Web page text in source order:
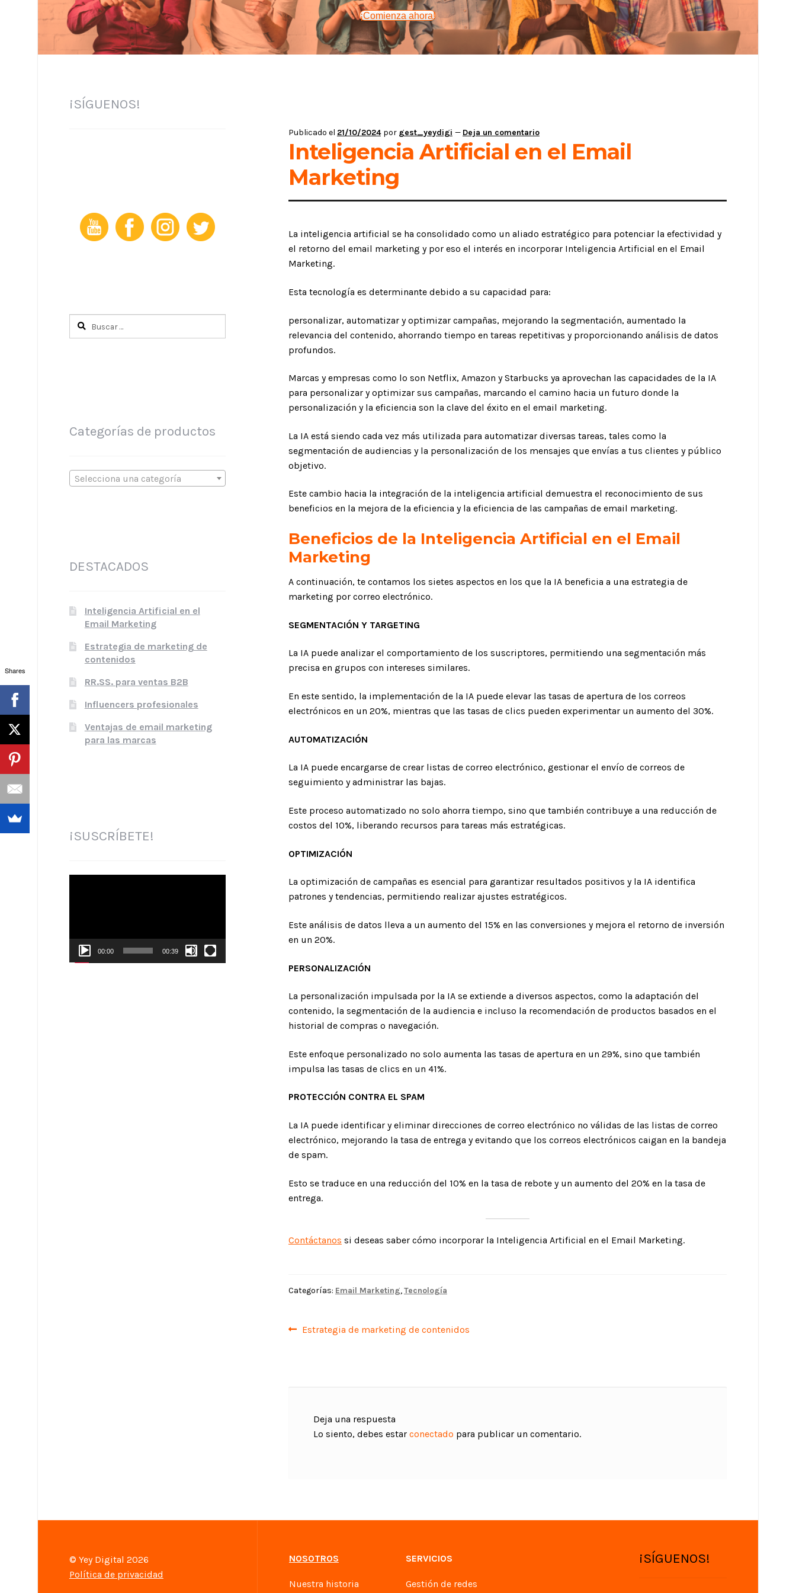
¡Comienza ahora!
Publicado el 21/10/2024 por gest_yeydigi — Deja un comentario
Inteligencia Artificial en el Email
Marketing
La inteligencia artificial se ha consolidado como un aliado estratégico para potenciar la efectividad y
el retorno del email marketing y por eso el interés en incorporar Inteligencia Artificial en el Email
Marketing.
Esta tecnología es determinante debido a su capacidad para:
personalizar, automatizar y optimizar campañas, mejorando la segmentación, aumentado la
relevancia del contenido, ahorrando tiempo en tareas repetitivas y proporcionando análisis de datos
profundos.
Marcas y empresas como lo son Netflix, Amazon y Starbucks ya aprovechan las capacidades de la IA
para personalizar y optimizar sus campañas, marcando el camino hacia un futuro donde la
personalización y la eficiencia son la clave del éxito en el email marketing.
La IA está siendo cada vez más utilizada para automatizar diversas tareas, tales como la
segmentación de audiencias y la personalización de los mensajes que envías a tus clientes y público
objetivo.
Este cambio hacia la integración de la inteligencia artificial demuestra el reconocimiento de sus
beneficios en la mejora de la eficiencia y la eficiencia de las campañas de email marketing.
Beneficios de la Inteligencia Artificial en el Email
Marketing
A continuación, te contamos los sietes aspectos en los que la IA beneficia a una estrategia de
marketing por correo electrónico.
SEGMENTACIÓN Y TARGETING
La IA puede analizar el comportamiento de los suscriptores, permitiendo una segmentación más
precisa en grupos con intereses similares.
En este sentido, la implementación de la IA puede elevar las tasas de apertura de los correos
electrónicos en un 20%, mientras que las tasas de clics pueden experimentar un aumento del 30%.
AUTOMATIZACIÓN
La IA puede encargarse de crear listas de correo electrónico, gestionar el envío de correos de
seguimiento y administrar las bajas.
Este proceso automatizado no solo ahorra tiempo, sino que también contribuye a una reducción de
costos del 10%, liberando recursos para tareas más estratégicas.
OPTIMIZACIÓN
La optimización de campañas es esencial para garantizar resultados positivos y la IA identifica
patrones y tendencias, permitiendo realizar ajustes estratégicos.
Este análisis de datos lleva a un aumento del 15% en las conversiones y mejora el retorno de inversión
en un 20%.
PERSONALIZACIÓN
La personalización impulsada por la IA se extiende a diversos aspectos, como la adaptación del
contenido, la segmentación de la audiencia e incluso la recomendación de productos basados en el
historial de compras o navegación.
Este enfoque personalizado no solo aumenta las tasas de apertura en un 29%, sino que también
impulsa las tasas de clics en un 41%.
PROTECCIÓN CONTRA EL SPAM
La IA puede identificar y eliminar direcciones de correo electrónico no válidas de las listas de correo
electrónico, mejorando la tasa de entrega y evitando que los correos electrónicos caigan en la bandeja
de spam.
Esto se traduce en una reducción del 10% en la tasa de rebote y un aumento del 20% en la tasa de
entrega.
Contáctanos si deseas saber cómo incorporar la Inteligencia Artificial en el Email Marketing.
Categorías: Email Marketing,Tecnología
Navegación
Anterior:
Estrategia de marketing de contenidos
Deja una respuesta
Lo siento, debes estar conectado para publicar un comentario.
¡SÍGUENOS!
Buscar:
Categorías de productos
Selecciona una categoría
DESTACADOS
Inteligencia Artificial en el
Email Marketing
Estrategia de marketing de
contenidos
RR.SS. para ventas B2B
Influencers profesionales
Ventajas de email marketing
para las marcas
¡SUSCRÍBETE!
00:00 00:39
NOSOTROS
Nuestra historia
SERVICIOS
Gestión de redes
¡SÍGUENOS!
© Yey Digital 2026
Política de privacidad
Shares